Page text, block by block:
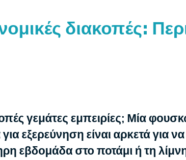
διακοπές:
γεμάτες εμπειρίες; Μία
εξερεύνηση είναι αρκετά για
εβδομάδα στο ποτάμι ή τη